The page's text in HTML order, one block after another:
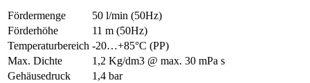
Fördermenge
50 l/min (50Hz)
Förderhöhe
11 m (50Hz)
Temperaturbereich -20…+85°C (PP)
Max. Dichte
1,2 Kg/dm3 @ max. 30 mPa s
Gehäusedruck
1,4 bar